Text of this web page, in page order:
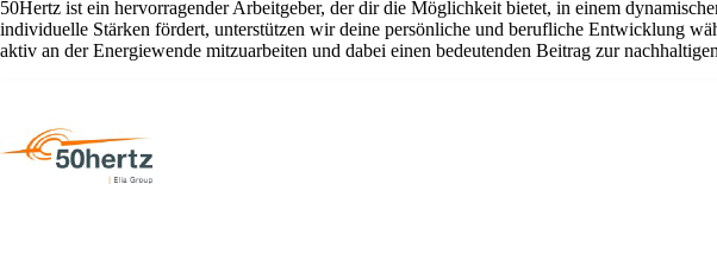
50Hertz ist ein hervorragender Arbeitgeber, der dir die Möglichkeit bietet, in einem
individuelle Stärken fördert, unterstützen wir deine persönliche und berufliche Entwicklung
aktiv an der Energiewende mitzuarbeiten und dabei einen bedeutenden Beitrag zur